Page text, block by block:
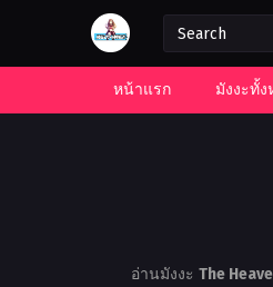
หน้าแรก มังงะทั้ง
อ่านมังงะ The